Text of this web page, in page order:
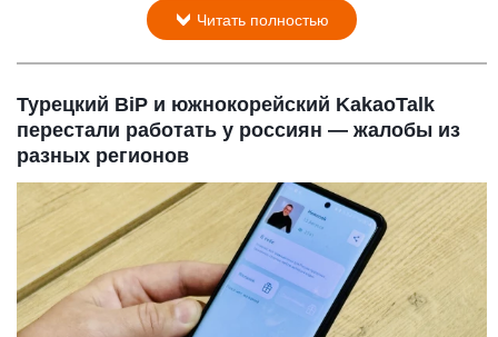
Читать полностью
Турецкий BiP и южнокорейский KakaoTalk
перестали работать у россиян — жалобы из
разных регионов